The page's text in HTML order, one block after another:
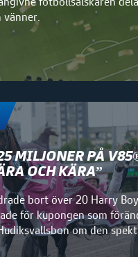
vänner.
MILJONER PÅ
OCH KÄRA”
bort över 20 Harry
för kupongen som
om den